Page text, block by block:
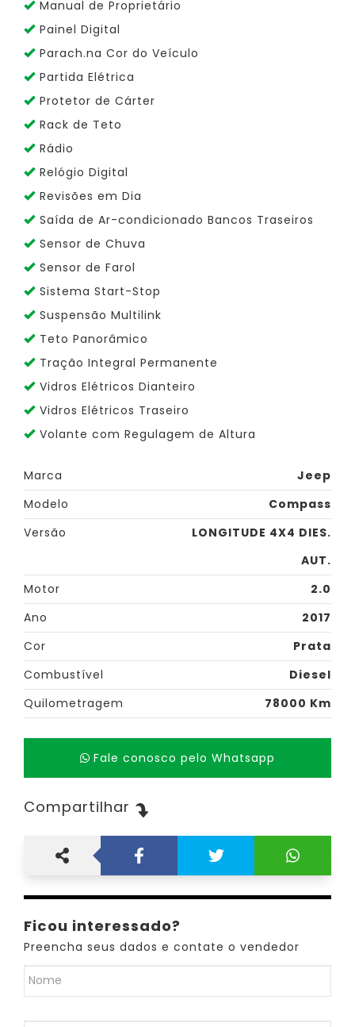
Manual de Proprietário
Painel Digital
Parach.na Cor do Veículo
Partida Elétrica
Protetor de Cárter
Rack de Teto
Rádio
Relógio Digital
Revisões em Dia
Saída de Ar-condicionado Bancos Traseiros
Sensor de Chuva
Sensor de Farol
Sistema Start-Stop
Suspensão Multilink
Teto Panorâmico
Tração Integral Permanente
Vidros Elétricos Dianteiro
Vidros Elétricos Traseiro
Volante com Regulagem de Altura
Marca
Jeep
Modelo
Compass
Versão
LONGITUDE 4X4 DIES.
AUT.
Motor
2.0
Ano
2017
Cor
Prata
Combustível
Diesel
Quilometragem
78000 Km
Fale conosco pelo Whatsapp
Compartilhar
Ficou interessado?
Preencha seus dados e contate o vendedor